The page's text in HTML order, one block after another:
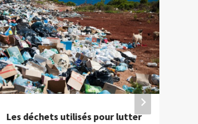
Les déchets utilisés pour lutter